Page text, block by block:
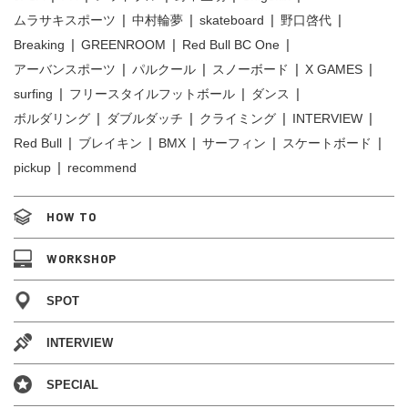
ムラサキスポーツ
中村輪夢 skateboard
野口啓代
Breaking
GREENROOM
Red Bull BC One
アーバンスポーツ
パルクール スノーボード
X GAMES
surfing
フリースタイルフットボール
ダンス
ボルダリング
ダブルダッチ クライミング
INTERVIEW
Red Bull
ブレイキン BMX サーフィン
スケートボード
pickup
recommend
HOW TO
WORKSHOP
SPOT
INTERVIEW
SPECIAL